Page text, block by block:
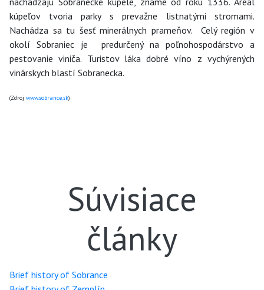
kúpeľov tvoria parky s prevažne listnatými stromami.
Nachádza sa tu šesť minerálnych prameňov. Celý región v
okolí Sobraniec je predurčený na poľnohospodárstvo a
pestovanie viniča. Turistov láka dobré víno z vychýrených
vinárskych blastí Sobranecka.
(Zdroj www.sobrance.sk)
Súvisiace
články
Brief history of Sobrance